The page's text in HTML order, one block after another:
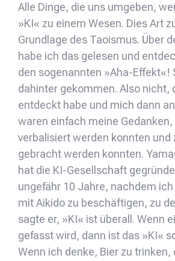
Alle Dinge, die uns umgeben,
»KI« zu einem Wesen. Dies Art
Grundlage des Taoismus. Über
habe ich das gelesen und
den sogenannten »Aha-Effekt«!
dahinter gekommen. Also nicht,
entdeckt habe und mich dann
waren einfach meine
verbalisiert werden konnten und
gebracht werden konnten.
hat die KI-Gesellschaft
ungefähr 10 Jahre, nachdem
mit Aikido zu beschäftigen, zu
sagte er, »KI« ist überall. Wenn
gefasst wird, dann ist das »KI«
Wenn ich denke, Bier zu trinken,